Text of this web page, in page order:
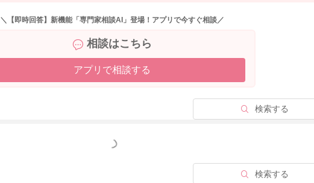
＼【即時回答】新機能「専門家相談AI」登場！アプリで今すぐ相談／
相談はこちら
アプリで相談する
検索する
もっと見る
検索する